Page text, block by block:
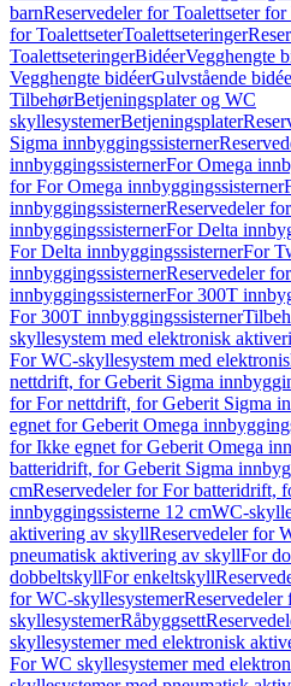
barnReservedeler for Toalettseter for
for ToalettseterToalettseteringer
ToalettseteringerBidéerVegghengte
Vegghengte bidéerGulvstående
TilbehørBetjeningsplater og WC
skyllesystemerBetjeningsplater
Sigma innbyggingssisterner
innbyggingssisternerFor Omega
for For Omega innbyggingssisterner
innbyggingssisternerReservedeler
innbyggingssisternerFor Delta
For Delta innbyggingssisternerFor
innbyggingssisternerReservedeler
innbyggingssisternerFor 300T
For 300T innbyggingssisterner
skyllesystem med elektronisk
For WC-skyllesystem med
nettdrift, for Geberit Sigma
for For nettdrift, for Geberit Sigma
egnet for Geberit Omega
for Ikke egnet for Geberit Omega
batteridrift, for Geberit Sigma
cmReservedeler for For batteridrift,
innbyggingssisterne 12 cmWC-
aktivering av skyllReservedeler for
pneumatisk aktivering av skyllFor
dobbeltskyllFor enkeltskyll
for WC-skyllesystemer
skyllesystemerRåbyggsett
skyllesystemer med elektronisk
For WC skyllesystemer med